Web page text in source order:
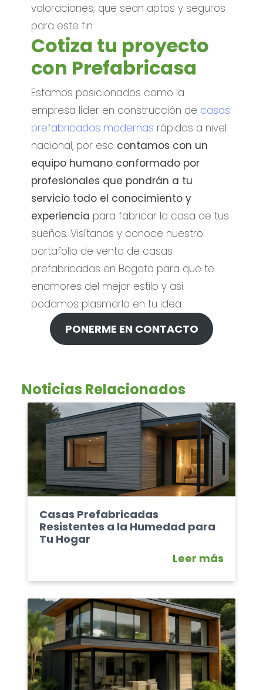
valoraciones; que sean aptos y seguros
para este fin.
Cotiza tu proyecto
con Prefabricasa
Estamos posicionados como la
empresa líder en construcción de casas
prefabricadas modernas rápidas a nivel
nacional, por eso contamos con un
equipo humano conformado por
profesionales que pondrán a tu
servicio todo el conocimiento y
experiencia para fabricar la casa de tus
sueños. Visítanos y conoce nuestro
portafolio de venta de casas
prefabricadas en Bogota para que te
enamores del mejor estilo y así
podamos plasmarlo en tu idea.
PONERME EN CONTACTO
Noticias Relacionados
Casas Prefabricadas
Resistentes a la Humedad para
Tu Hogar
Leer más